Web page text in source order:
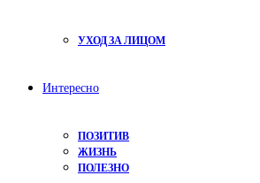
УХОД ЗА ЛИЦОМ
Интересно
ПОЗИТИВ
ЖИЗНЬ
ПОЛЕЗНО